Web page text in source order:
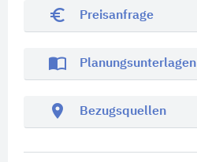
euro_symbol Preisanfrage
import_contacts Planungsunterlagen
location_on Bezugsquellen